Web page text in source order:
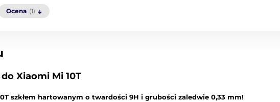
Ocena (1)
Xiaomi Mi 10T
szkłem hartowanym o twardości 9H i grubości zaledwie 0,33 mm!